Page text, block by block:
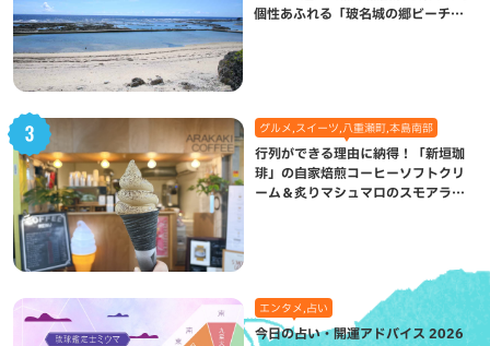
個性あふれる「玻名城の郷ビーチ」
グルメ,スイーツ,八重瀬町,本島南部
行列ができる理由に納得！「新垣珈
琲」の自家焙煎コーヒーソフトクリ
ーム＆炙りマシュマロのスモアラテ
エンタメ,占い
今日の占い・開運アドバイス 2026